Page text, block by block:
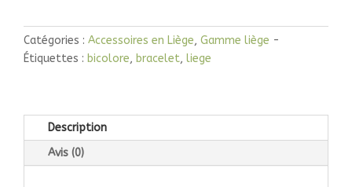
Catégories : Accessoires en Liège, Gamme liège
Étiquettes : bicolore, bracelet, liege
Description
Avis (0)